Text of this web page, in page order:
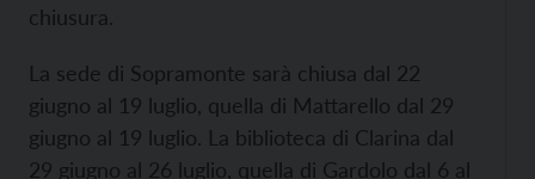
chiusura.
La sede di Sopramonte sarà chiusa dal 22
giugno al 19 luglio, quella di Mattarello dal 29
giugno al 19 luglio. La biblioteca di Clarina dal
29 giugno al 26 luglio, quella di Gardolo dal 6 al